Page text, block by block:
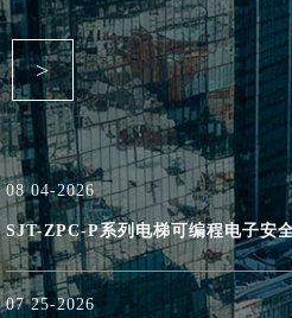
>
0804-2026
0725-2026